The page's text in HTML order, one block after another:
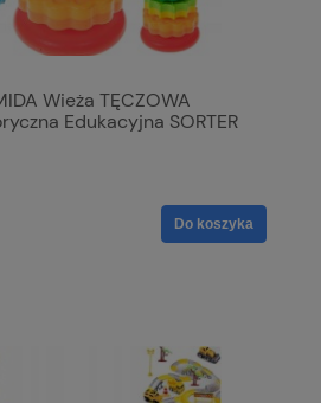
Wieża TĘCZOWA
Edukacyjna SORTER
Do koszyka